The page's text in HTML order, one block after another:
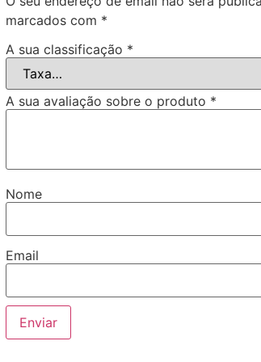
marcados com *
A sua classificação *
A sua avaliação sobre o produto *
Nome
Email